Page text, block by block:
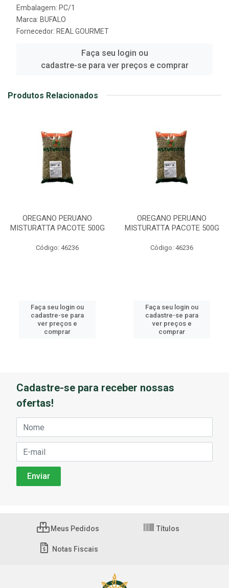
Embalagem: PC/1
Marca: BUFALO
Fornecedor: REAL GOURMET
Faça seu login ou
cadastre-se para ver preços e comprar
Produtos Relacionados
OREGANO PERUANO
MISTURATTA PACOTE 500G
Código: 46236
Faça seu login ou
cadastre-se para
ver preços e
comprar
OREGANO PERUANO
MISTURATTA PACOTE 500G
Código: 46236
Faça seu login ou
cadastre-se para
ver preços e
comprar
Cadastre-se para receber nossas
ofertas!
Meus Pedidos Títulos
Notas Fiscais